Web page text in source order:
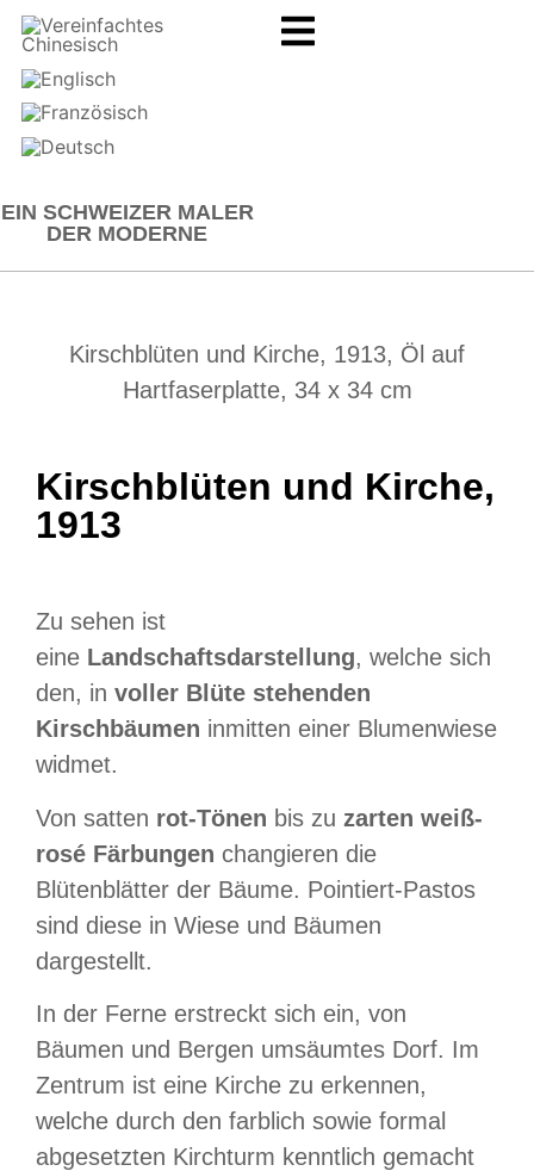
EIN SCHWEIZER MALER
DER MODERNE
Kirschblüten und Kirche, 1913, Öl auf
Hartfaserplatte, 34 x 34 cm
Kirschblüten und Kirche,
1913
Zu sehen ist
eine Landschaftsdarstellung, welche sich
den, in voller Blüte stehenden
Kirschbäumen inmitten einer Blumenwiese
widmet.
Von satten rot-Tönen bis zu zarten weiß-
rosé Färbungen changieren die
Blütenblätter der Bäume. Pointiert-Pastos
sind diese in Wiese und Bäumen
dargestellt.
In der Ferne erstreckt sich ein, von
Bäumen und Bergen umsäumtes Dorf. Im
Zentrum ist eine Kirche zu erkennen,
welche durch den farblich sowie formal
abgesetzten Kirchturm kenntlich gemacht